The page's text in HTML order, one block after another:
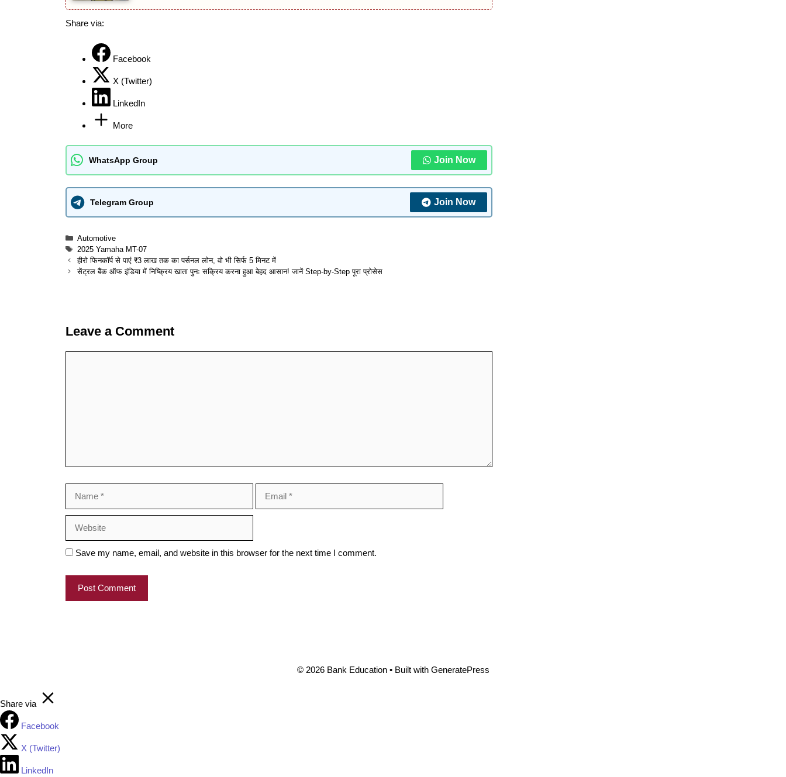
Share via:
Facebook
X (Twitter)
LinkedIn
More
WhatsApp Group Join Now
Telegram Group Join Now
Categories
Automotive
Tags
2025 Yamaha MT-07
हीरो फिनकॉर्प से पाएं ₹3 लाख तक का पर्सनल लोन, वो भी सिर्फ 5 मिनट में
सेंट्रल बैंक ऑफ इंडिया में निष्क्रिय खाता पुनः सक्रिय करना हुआ बेहद आसान! जानें Step-by-Step पूरा प्रोसेस
Leave a Comment
Save my name, email, and website in this browser for the next time I comment.
© 2026 Bank Education• Built with GeneratePress
Share via
Facebook
X (Twitter)
LinkedIn